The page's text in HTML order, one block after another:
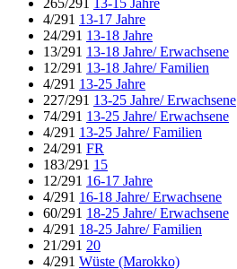
265/291 13-15 Jahre
4/291 13-17 Jahre
24/291 13-18 Jahre
13/291 13-18 Jahre/ Erwachsene
12/291 13-18 Jahre/ Familien
4/291 13-25 Jahre
227/291 13-25 Jahre/ Erwachsene
74/291 13-25 Jahre/ Erwachsene
4/291 13-25 Jahre/ Familien
24/291 FR
183/291 15
12/291 16-17 Jahre
4/291 16-18 Jahre/ Erwachsene
60/291 18-25 Jahre/ Erwachsene
4/291 18-25 Jahre/ Familien
21/291 20
4/291 Wüste (Marokko)